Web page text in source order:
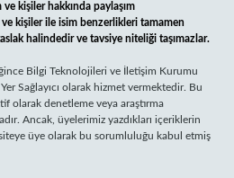
kişiler hakkında paylaşım
kişiler ile isim benzerlikleri tamamen
halindedir ve tavsiye niteliği taşımazlar.
Bilgi Teknolojileri ve İletişim Kurumu
Sağlayıcı olarak hizmet vermektedir. Bu
olarak denetleme veya araştırma
Ancak, üyelerimiz yazdıkları içeriklerin
üye olarak bu sorumluluğu kabul etmiş